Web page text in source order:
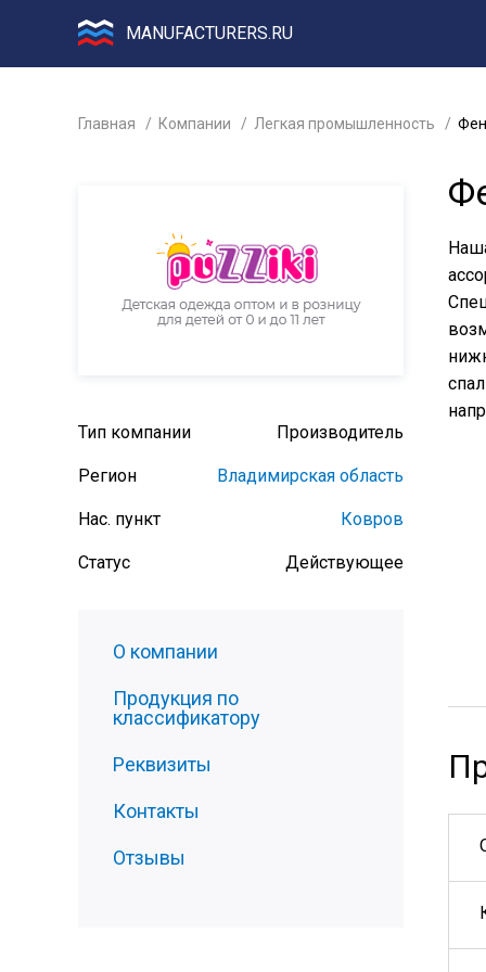
MANUFACTURERS.RU
Главная Компании Легкая промышленность
Тип компании Производитель
Регион Владимирская область
Нас. пункт Ковров
Статус Действующее
О компании
Продукция по
классификатору
Реквизиты
Контакты
Отзывы